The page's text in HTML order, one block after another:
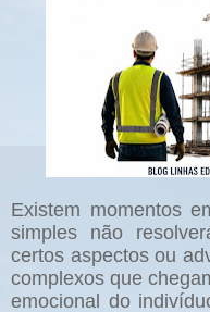
Existem momentos
simples não
certos aspectos ou
complexos que
emocional do